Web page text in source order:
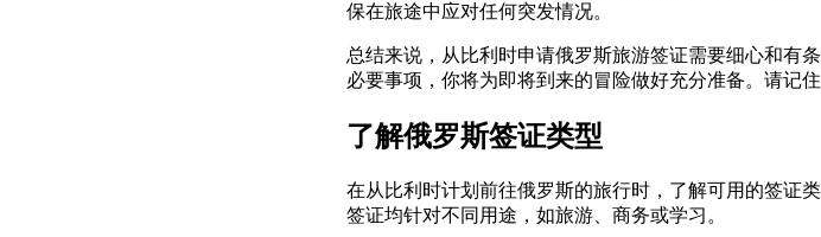
保在旅途中应对任何突发情况。
总结来说，从比利时申请俄罗斯旅游签证需要细心和有
必要事项，你将为即将到来的冒险做好充分准备。请记
了解俄罗斯签证类型
在从比利时计划前往俄罗斯的旅行时，了解可用的签证
签证均针对不同用途，如旅游、商务或学习。